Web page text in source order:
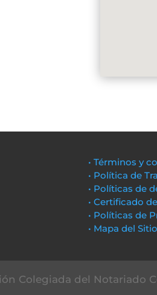
• Términos y
• Política de
• Políticas de
• Certificado
• Políticas de
• Mapa del Sitio
Colegiada del Notariado